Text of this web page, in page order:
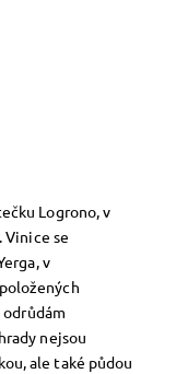
Logrono, v
Vinice se
v
nejsou
ale také půdou